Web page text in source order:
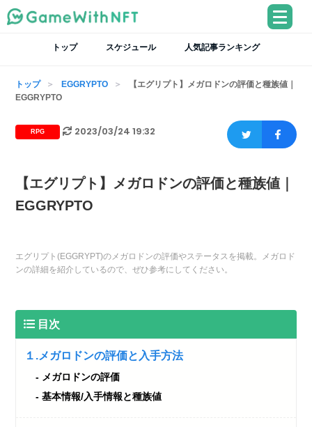
トップ スケジュール 人気記事ランキング
トップ EGGRYPTO
【エグリプト】メガロドンの評価と種族値｜
EGGRYPTO
RPG 2023/03/24 19:32
【エグリプト】メガロドンの評価と種族値｜
EGGRYPTO
エグリプト(EGGRYPT)のメガロドンの評価やステータスを掲載。メガロド
ンの詳細を紹介しているので、ぜひ参考にしてください。
目次
１.メガロドンの評価と入手方法
メガロドンの評価
基本情報/入手情報と種族値